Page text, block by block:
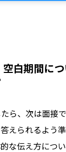
空白期間に
ら、次は面接
えられるよう
な伝え方につ